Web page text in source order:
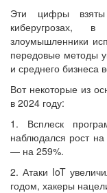
Эти цифры
киберугрозах,
злоумышленники
передовые методы
и среднего бизнеса
Вот некоторые из
в 2024 году:
1. Всплеск
наблюдался рост
— на 259%.
2. Атаки IoT
годом, хакеры